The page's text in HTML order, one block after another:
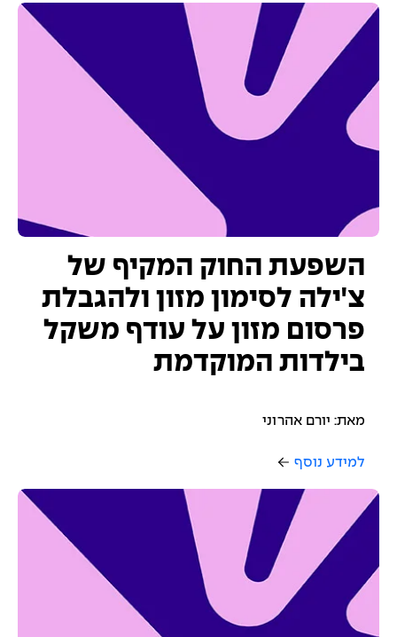
השפעת החוק המקיף של
צ'ילה לסימון מזון ולהגבלת
פרסום מזון על עודף משקל
בילדות המוקדמת
מאת: יורם אהרוני
למידע נוסף